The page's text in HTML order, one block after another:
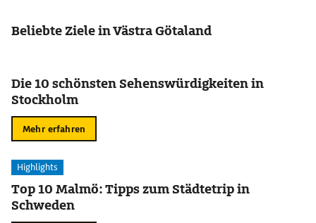
Beliebte Ziele in Västra Götaland
Die 10 schönsten Sehenswürdigkeiten in
Stockholm
Mehr erfahren
Highlights
Top 10 Malmö: Tipps zum Städtetrip in
Schweden